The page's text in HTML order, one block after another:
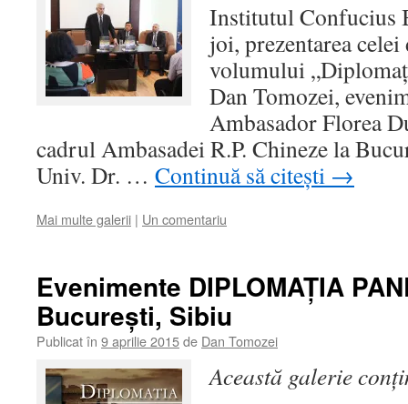
Institutul Confucius
joi, prezentarea
volumului
Dan Tomozei,
Ambasador Florea
cadrul Ambasadei R.P. Chineze la
Univ. Dr. … Continuă să citești →
Mai multe galerii | Un comentariu
Evenimente DIPLOMAŢIA
Bucureşti, Sibiu
Publicat în 9 aprilie 2015de Dan Tomozei
Această galerie